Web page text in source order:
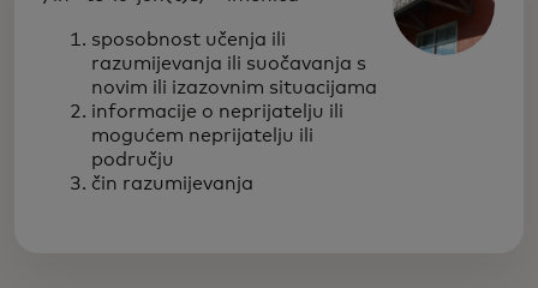
sposobnost učenja ili
razumijevanja ili suočavanja s
novim ili izazovnim situacijama
informacije o neprijatelju ili
mogućem neprijatelju ili
području
čin razumijevanja